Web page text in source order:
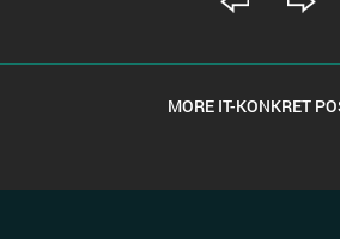
MORE IT-KONKRET